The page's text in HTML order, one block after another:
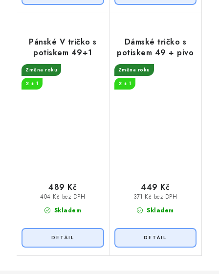
Pánské V tričko s
potiskem 49+1
Změna roku
2 + 1
Skladem
404 Kč bez DPH
489 Kč
Dámské tričko s
potiskem 49 + pivo
Změna roku
2 + 1
Skladem
371 Kč bez DPH
449 Kč